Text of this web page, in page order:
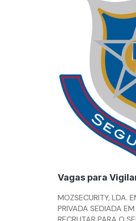
Vagas para
By
admn
MOZSECURITY, LDA.
PRIVADA SEDIADA